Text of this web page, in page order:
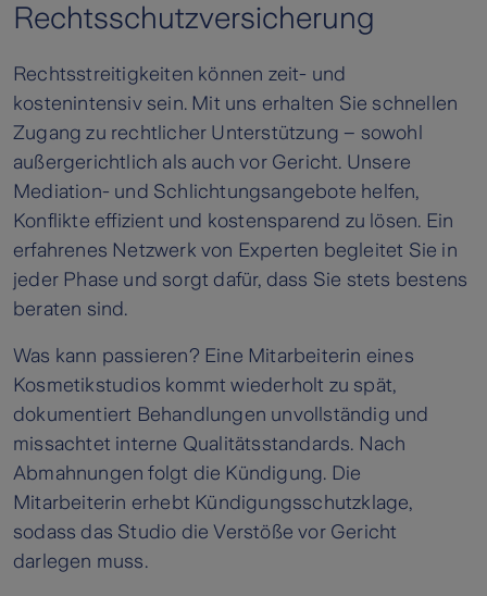
Rechtsschutzversicherung
Rechtsstreitigkeiten können zeit- und
kostenintensiv sein. Mit uns erhalten Sie schnellen
Zugang zu rechtlicher Unterstützung – sowohl
außergerichtlich als auch vor Gericht. Unsere
Mediation- und Schlichtungsangebote helfen,
Konflikte effizient und kostensparend zu lösen. Ein
erfahrenes Netzwerk von Experten begleitet Sie in
jeder Phase und sorgt dafür, dass Sie stets bestens
beraten sind.
Was kann passieren? Eine Mitarbeiterin eines
Kosmetikstudios kommt wiederholt zu spät,
dokumentiert Behandlungen unvollständig und
missachtet interne Qualitätsstandards. Nach
Abmahnungen folgt die Kündigung. Die
Mitarbeiterin erhebt Kündigungsschutzklage,
sodass das Studio die Verstöße vor Gericht
darlegen muss.